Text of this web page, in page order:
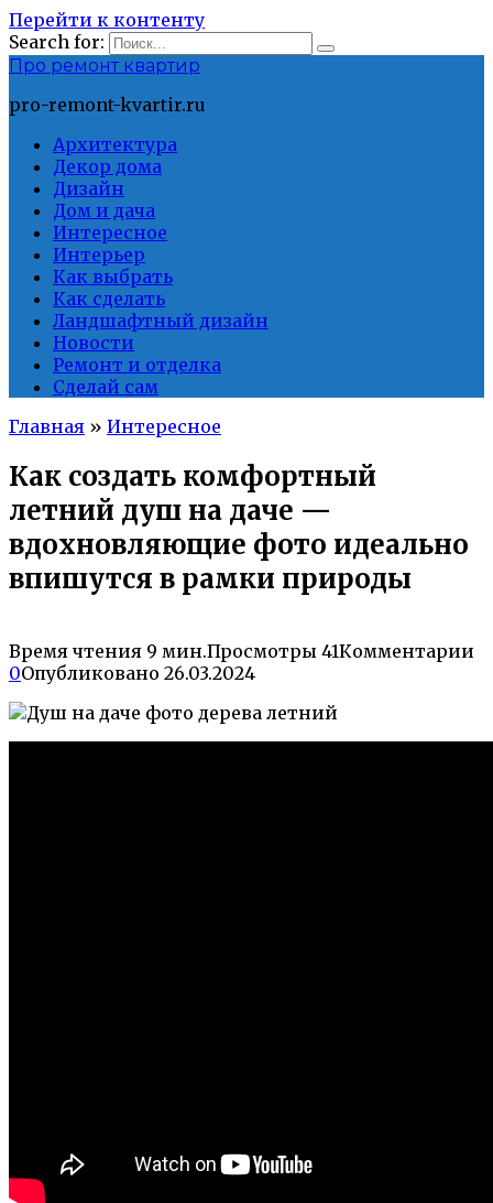
Перейти к контенту
Search for:
Про ремонт квартир
pro-remont-kvartir.ru
Архитектура
Декор дома
Дизайн
Дом и дача
Интересное
Интерьер
Как выбрать
Как сделать
Ландшафтный дизайн
Новости
Ремонт и отделка
Сделай сам
Главная » Интересное
Как создать комфортный
летний душ на даче —
вдохновляющие фото идеально
впишутся в рамки природы
Время чтения 9 мин.Просмотры 41Комментарии
0Опубликовано 26.03.2024